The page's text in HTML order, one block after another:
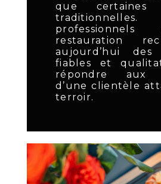
que certaines
restauration
aujourd’hui des
fiables et
répondre aux
d’une clientèle
terroir.